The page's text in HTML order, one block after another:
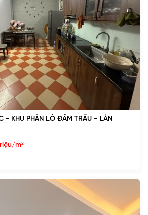
- KHU PHÂN LÔ ĐẦM TRẤU - LÀN
m²